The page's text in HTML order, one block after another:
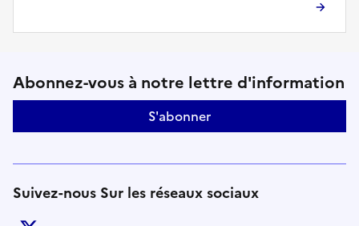
Suivez-nous sur le réseaux
Abonnez-vous à notre lettre d'information
S'abonner
Suivez-nous Sur les réseaux sociaux